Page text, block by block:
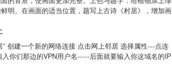
明。在画面的适当位置，题写上古诗《村居》，增加画
创建一个新的网络连接 点击网上邻居 选择属性---点连
你们那边的VPN用户名-----后面就要输入你这域名的IP